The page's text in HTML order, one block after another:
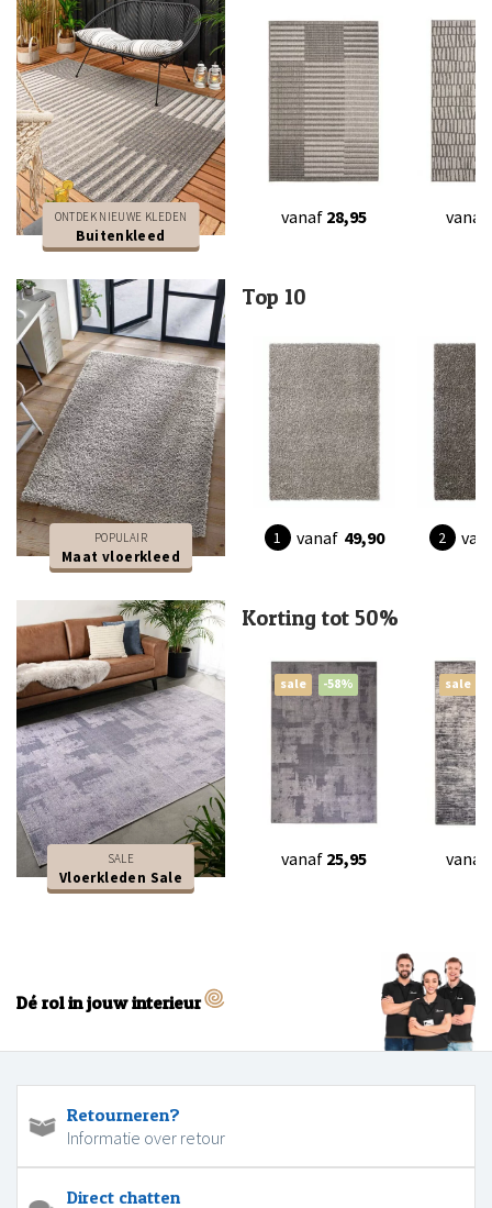
ONTDEK NIEUWE KLEDEN
Buitenkleed
vanaf 28,95 vanaf
POPULAIR
Maat vloerkleed
Top 10
vanaf 49,90
SALE
Vloerkleden Sale
Korting tot 50%
sale -58%
vanaf 25,95
sale
vanaf
Dé rol in jouw interieur
Retourneren?
Informatie over retour
Direct chatten